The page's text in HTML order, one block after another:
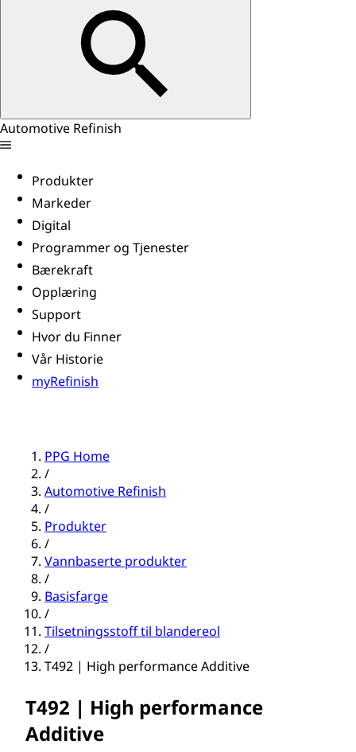
Automotive Refinish
Produkter
Markeder
Digital
Programmer og Tjenester
Bærekraft
Opplæring
Support
Hvor du Finner
Vår Historie
myRefinish
PPG Home
/
Automotive Refinish
/
Produkter
/
Vannbaserte produkter
/
Basisfarge
/
Tilsetningsstoff til blandereol
/
T492 | High performance Additive
T492 | High performance
Additive